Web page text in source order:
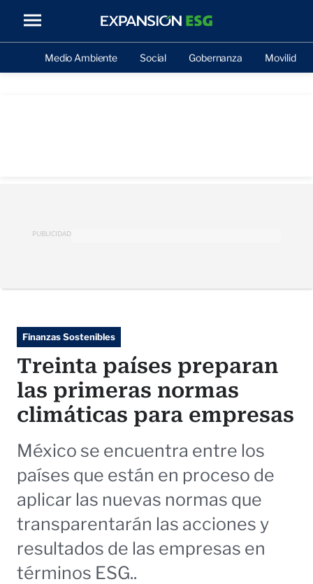
Medio Ambiente Social Gobernanza Movilidad
PUBLICIDAD
Finanzas Sostenibles
Treinta países preparan
las primeras normas
climáticas para empresas
México se encuentra entre los
países que están en proceso de
aplicar las nuevas normas que
transparentarán las acciones y
resultados de las empresas en
términos ESG..